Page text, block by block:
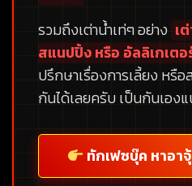
รวมถึงเต่าน้ำเท่ๆ อย่าง เ
สแนปปิ้ง หรือ อัลลิเกเตอ
ปรึกษาเรื่องการเลี้ยง หรื
กันได้เลยครับ เป็นกันเอง
ทักเฟซบุ๊ค หาอา